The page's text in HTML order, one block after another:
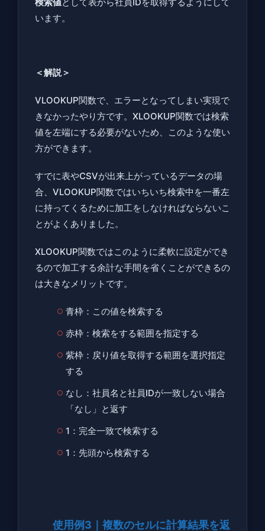
います。
＜解説＞
VLOOKUP関数で、エラーとなってしまい実現で
きなかったやり方です。XLOOKUP関数では検索
値を左端にする必要がないため、このような使い
方ができます。
すでに表やCSVが出来上がっているデータの場
合、VLOOKUP関数ではいちいち検索中を一番左
に持ってくるために加工をしなければならないこ
とがよくありました。
XLOOKUP関数ではこのように柔軟に設定ができ
るので加工する余計な手間を省くことができるの
は大きなメリットです。
青枠：この値を検索する
赤枠：検索をする範囲を指定する
紫枠：戻り値を取得する範囲を選択指定
する
なし：社員名と社員IDが一致しない場合
「なし」と返す
1：完全一致で検索する
1：先頭から検索する
使用例3｜複数のセルに計算結果を返